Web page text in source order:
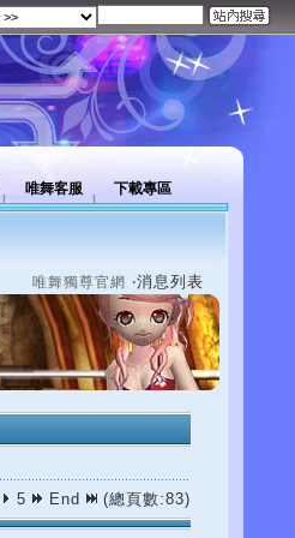
唯舞客服 下載專區
唯舞獨尊官網 ‧消息列表
5 End (總頁數:83)